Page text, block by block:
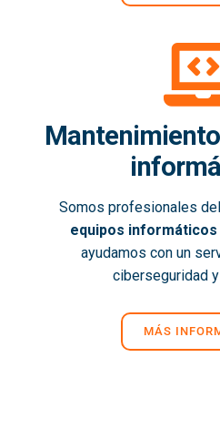
Somos profesionales del
equipos informáticos
ayudamos con un
ciberseguridad
MÁS